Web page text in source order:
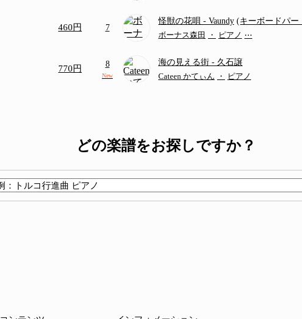
460円
770円
7
怪獣の花唄 - Vaundy (キーボードパー
ボーナス森田
・ ピアノ ⋯
8
New
海の見える街 - 久石譲
Cateen かてぃん
・ ピアノ
どの楽譜をお探しですか？